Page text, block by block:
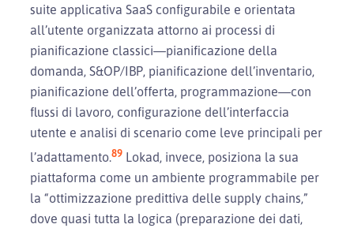
suite applicativa SaaS configurabile e orientata
all’utente organizzata attorno ai processi di
pianificazione classici—pianificazione della
domanda, S&OP/IBP, pianificazione dell’inventario,
pianificazione dell’offerta, programmazione—con
flussi di lavoro, configurazione dell’interfaccia
utente e analisi di scenario come leve principali per
l’adattamento.89 Lokad, invece, posiziona la sua
piattaforma come un ambiente programmabile per
la “ottimizzazione predittiva delle supply chains,”
dove quasi tutta la logica (preparazione dei dati,